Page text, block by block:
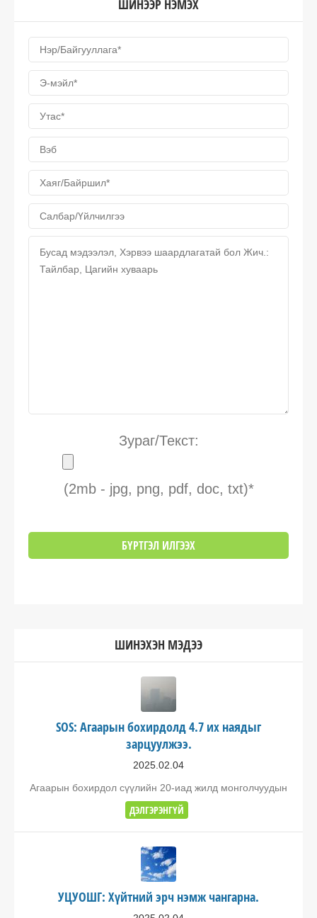
ШИНЭЭР НЭМЭХ
Зураг/Текст:
(2mb - jpg, png, pdf, doc, txt)*
ШИНЭХЭН МЭДЭЭ
SOS: Агаарын бохирдолд 4.7 их наядыг
зарцуулжээ.
2025.02.04
Агаарын бохирдол сүүлийн 20-иад жилд монголчуудын
ДЭЛГЭРЭНГҮЙ
УЦУОШГ: Хүйтний эрч нэмж чангарна.